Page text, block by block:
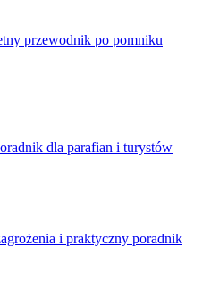
przewodnik po pomniku
dla parafian i turystów
i praktyczny poradnik